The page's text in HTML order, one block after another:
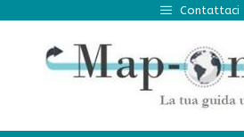
contenuto
Contattaci